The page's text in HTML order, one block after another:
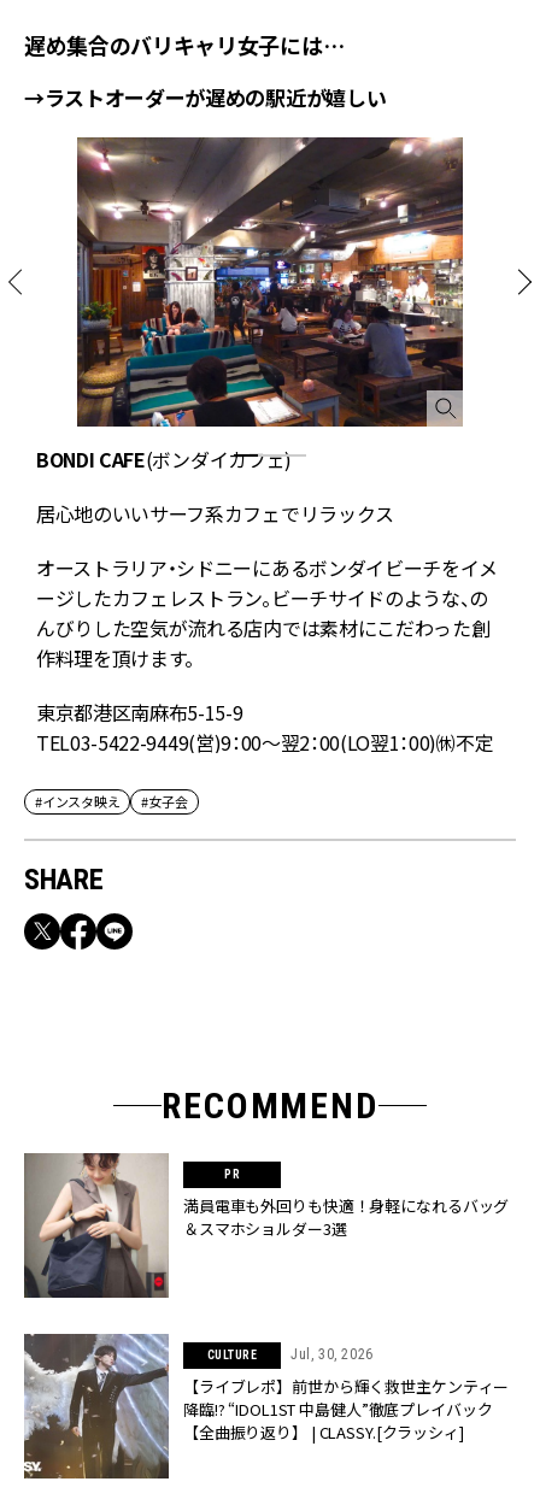
遅め集合のバリキャリ女子には…
→ラストオーダーが遅めの駅近が嬉しい
BONDI CAFE(ボンダイカフェ)
居心地のいいサーフ系カフェでリラックス
オーストラリア・シドニーにあるボンダイビーチをイメ
ージしたカフェレストラン。ビーチサイドのような、の
んびりした空気が流れる店内では素材にこだわった創
作料理を頂けます。
東京都港区南麻布5-15-9
TEL03-5422-9449(営)9：00～翌2：00(LO翌1：00)㉁不定
#インスタ映え #女子会
SHARE
RECOMMEND
満員電車も外回りも快適！身軽になれるバッグ
＆スマホショルダー3選
CULTURE Jul, 30, 2026
【ライブレポ】前世から輝く救世主ケンティー
降臨!? “IDOL1ST 中島健人”徹底プレイバック
【全曲振り返り】 | CLASSY.[クラッシィ]